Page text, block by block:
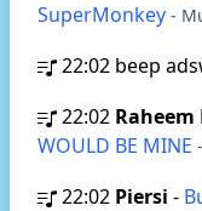
SuperMonkey -
22:02 beep
22:02 Raheem
WOULD BE MINE
22:02 Piersi -